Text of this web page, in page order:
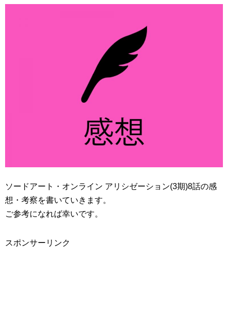
ソードアート・オンライン アリシゼーション(3期)8話の感
想・考察を書いていきます。
ご参考になれば幸いです。
スポンサーリンク